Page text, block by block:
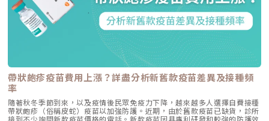
帶狀皰疹疫苗費用上漲？詳盡分析新舊款疫苗差異及接種頻
率
隨著秋冬季節到來，以及疫情後民眾免疫力下降，越來越多人選擇自費接種
帶狀皰疹（俗稱皮蛇）疫苗以加強防護。近期，由於舊款疫苗已缺貨，診所
接到不少詢問新款疫苗價格的電話。新款疫苗因具專利研發和較強的防護效